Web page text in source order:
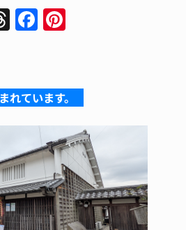
T
a
d
s
F
e
b
o
o
k
e
st
れています。